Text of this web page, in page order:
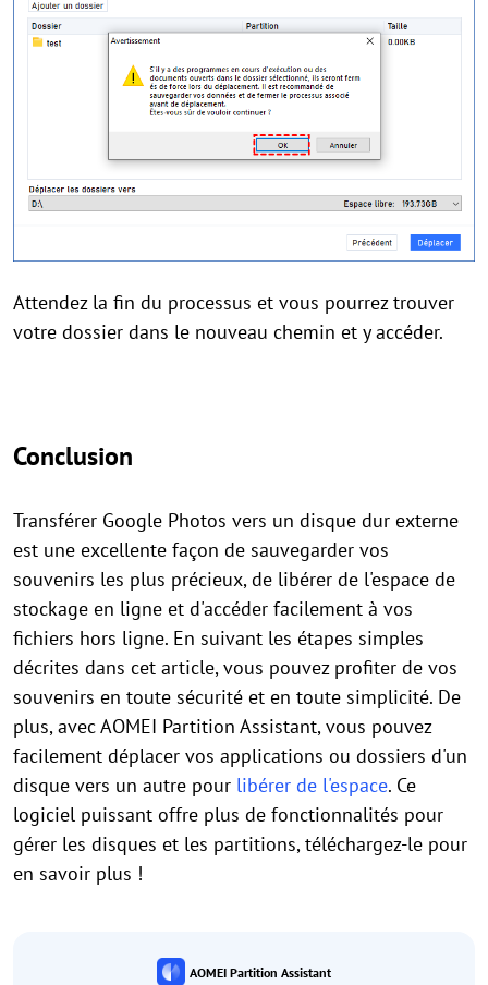
Attendez la fin du processus et vous pourrez trouver
votre dossier dans le nouveau chemin et y accéder.
Conclusion
Transférer Google Photos vers un disque dur externe
est une excellente façon de sauvegarder vos
souvenirs les plus précieux, de libérer de l'espace de
stockage en ligne et d'accéder facilement à vos
fichiers hors ligne. En suivant les étapes simples
décrites dans cet article, vous pouvez profiter de vos
souvenirs en toute sécurité et en toute simplicité. De
plus, avec AOMEI Partition Assistant, vous pouvez
facilement déplacer vos applications ou dossiers d'un
disque vers un autre pour libérer de l'espace. Ce
logiciel puissant offre plus de fonctionnalités pour
gérer les disques et les partitions, téléchargez-le pour
en savoir plus !
AOMEI Partition Assistant